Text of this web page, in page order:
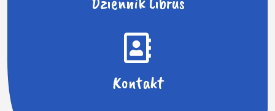
Kontakt